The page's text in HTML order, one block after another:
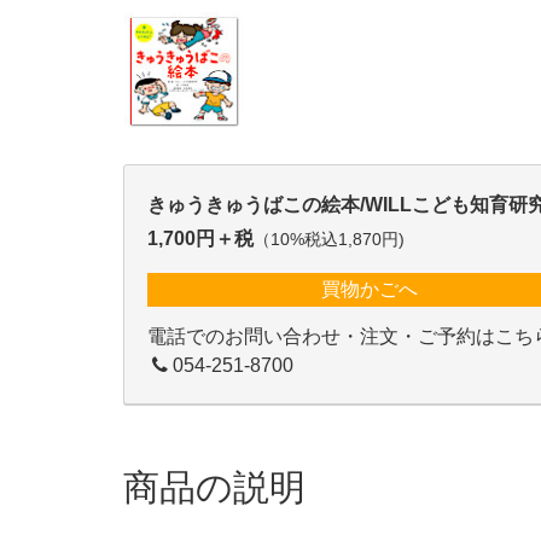
きゅうきゅうばこの絵本/WILLこども知育研
1,700円＋税（10%税込1,870円)
買物かごへ
電話でのお問い合わせ・注文・ご予約はこち
054-251-8700
商品の説明